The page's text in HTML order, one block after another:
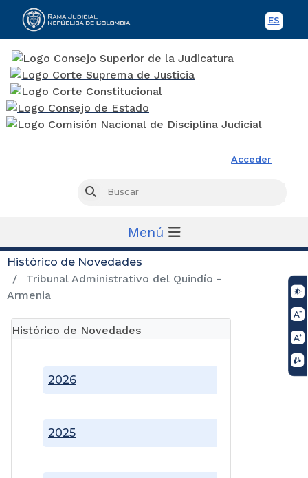
ES
Acceder
Buscar
Menú
Histórico de Novedades
Tribunal Administrativo del Quindío -
Armenia
Histórico de Novedades
2025
2026